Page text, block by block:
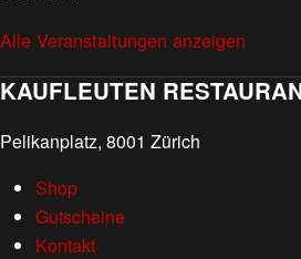
Alle Veranstaltungen anzeigen
KAUFLEUTEN
Pelikanplatz, 8001 Zürich
Shop
Gutscheine
Kontakt